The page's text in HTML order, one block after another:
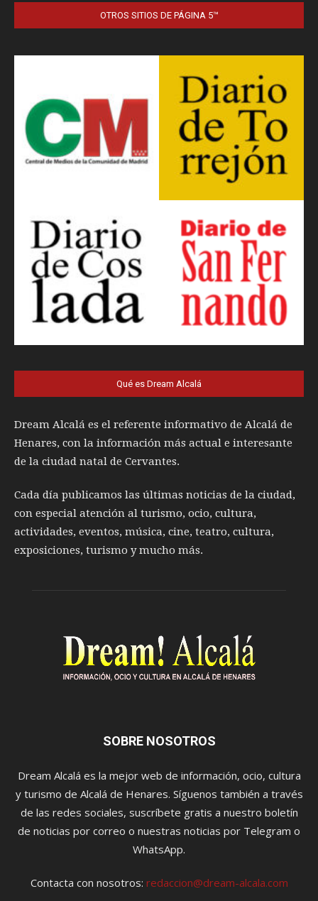
OTROS SITIOS DE PÁGINA 5™
Qué es Dream Alcalá
Dream Alcalá es el referente informativo de Alcalá de
Henares, con la información más actual e interesante
de la ciudad natal de Cervantes.
Cada día publicamos las últimas noticias de la ciudad,
con especial atención al turismo, ocio, cultura,
actividades, eventos, música, cine, teatro, cultura,
exposiciones, turismo y mucho más.
SOBRE NOSOTROS
Dream Alcalá es la mejor web de información, ocio, cultura
y turismo de Alcalá de Henares. Síguenos también a través
de las redes sociales, suscríbete gratis a nuestro boletín
de noticias por correo o nuestras noticias por Telegram o
WhatsApp.
Contacta con nosotros: redaccion@dream-alcala.com